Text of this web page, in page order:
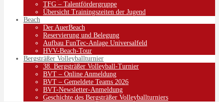
TFG – Talentfördergruppe
Übersicht Trainingszeiten der Jugend
Beach
Der AuerBeach
Reservierung und Belegung
Aufbau FunTec-Anlage Universalfeld
HVV-Beach-Tour
Bergsträßer Volleyballturnier
38. Bergsträßer Volleyball-Turnier
BVT – Online Anmeldung
BVT – Gemeldete Teams 2026
BVT-Newsletter-Anmeldung
Geschichte des Bergsträßer Volleyballturniers